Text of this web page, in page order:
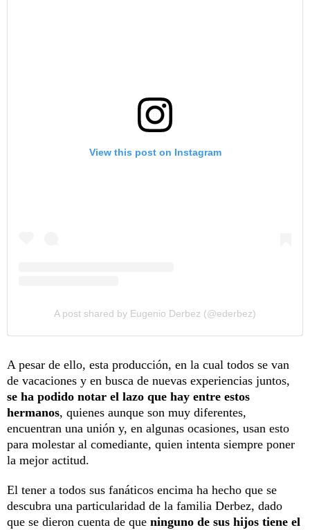
View this post on Instagram
A post shared by Eugenio Derbez (@ederbez)
A pesar de ello, esta producción, en la cual todos se van
de vacaciones y en busca de nuevas experiencias juntos,
se ha podido notar el lazo que hay entre estos
hermanos, quienes aunque son muy diferentes,
encuentran una unión y, en algunas ocasiones, usan esto
para molestar al comediante, quien intenta siempre poner
la mejor actitud.
El tener a todos sus fanáticos encima ha hecho que se
descubra una particularidad de la familia Derbez, dado
que se dieron cuenta de que ninguno de sus hijos tiene el